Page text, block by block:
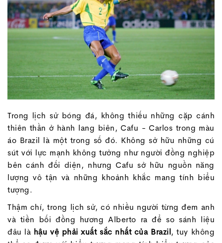
Trong lịch sử bóng đá, không thiếu những cặp cánh
thiên thần ở hành lang biên, Cafu - Carlos trong màu
áo Brazil là một trong số đó. Không sở hữu những cú
sút với lực mạnh không tưởng như người đồng nghiệp
bên cánh đối diện, nhưng Cafu sở hữu nguồn năng
lượng vô tận và những khoảnh khắc mang tính biểu
tượng.
Thậm chí, trong lịch sử, có nhiều người từng đem anh
và tiền bối đồng hương Alberto ra để so sánh liệu
đâu là hậu vệ phải xuất sắc nhất của Brazil, tuy không